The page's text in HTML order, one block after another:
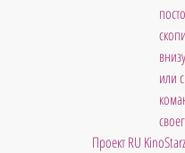
или
Проект RU